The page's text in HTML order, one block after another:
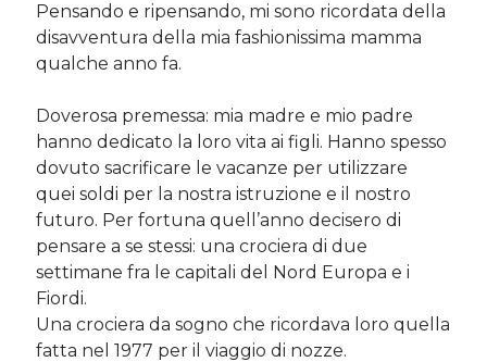
Donne e propensione al rischio: l’impatto sugli investimenti
12 Settembre 2022
Commenti Recenti
AngelasuDel 2023 e di come la mia famiglia sta affrontando la
sclerosi multipla
SarasuDel 2023 e di come la mia famiglia sta affrontando la
sclerosi multipla
michelasu Del 2023 e di come la mia famiglia sta affrontando la
sclerosi multipla
michela
sclerosi multipla
Guya su Del 2023 e di come la mia famiglia sta affrontando la
sclerosi multipla
Pensando e ripensando, mi sono ricordata della
disavventura della mia fashionissima mamma
qualche anno fa.
Doverosa premessa: mia madre e mio padre
hanno dedicato la loro vita ai figli. Hanno spesso
dovuto sacrificare le vacanze per utilizzare
quei soldi per la nostra istruzione e il nostro
futuro. Per fortuna quell’anno decisero di
pensare a se stessi: una crociera di due
settimane fra le capitali del Nord Europa e i
Fiordi.
Una crociera da sogno che ricordava loro quella
fatta nel 1977 per il viaggio di nozze.